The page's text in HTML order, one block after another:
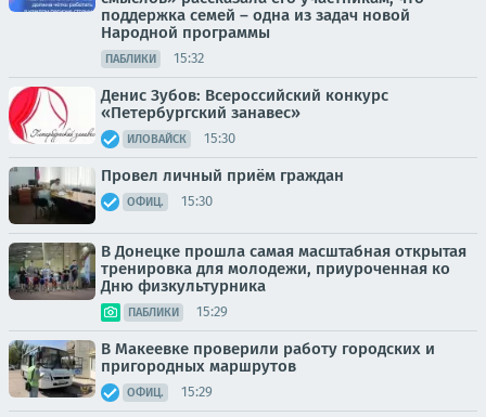
поддержка семей – одна из задач новой
Народной программы
ПАБЛИКИ 15:32
Денис Зубов: Всероссийский конкурс
«Петербургский занавес»
ИЛОВАЙСК 15:30
Провел личный приём граждан
ОФИЦ. 15:30
В Донецке прошла самая масштабная открытая
тренировка для молодежи, приуроченная ко
Дню физкультурника
ПАБЛИКИ 15:29
В Макеевке проверили работу городских и
пригородных маршрутов
ОФИЦ. 15:29